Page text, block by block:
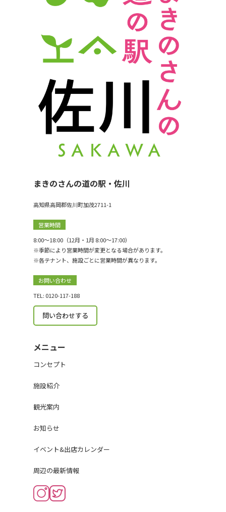
まきのさんの道の駅・佐川
高知県高岡郡佐川町加茂2711-1
営業時間
8:00〜18:00（12月・1月 8:00〜17:00）
※季節により営業時間が変更となる場合があります。
※各テナント、施設ごとに営業時間が異なります。
お問い合わせ
TEL: 0120-117-188
問い合わせする
メニュー
コンセプト
施設紹介
観光案内
お知らせ
イベント&出店カレンダー
周辺の最新情報